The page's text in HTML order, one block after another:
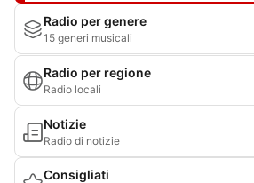
Radio per genere
15 generi musicali
Radio per regione
Radio locali
Notizie
Radio di notizie
Consigliati